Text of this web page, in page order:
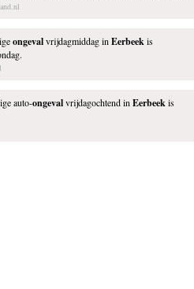
ongevalvrijdagmiddag in Eerbeekis
auto-ongevalvrijdagochtend in Eerbeekis